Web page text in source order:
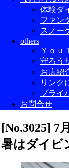
体験ダ
ファン
スノー
others
Ｙｏｕ
守ろう
お店紹
リンク
プライ
お問合せ
[No.3025] 7
暑はダイビ